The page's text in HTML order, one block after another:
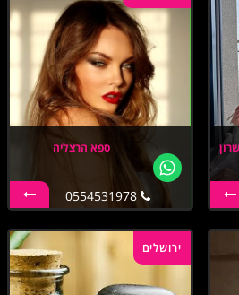
ספא הרצליה
0554531978
ירושלים